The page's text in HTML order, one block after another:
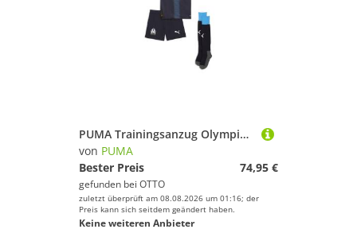
PUMA Trainingsanzug Olympique de Marseille 25/26 Auswärtstrikot-Minikit Kinder
von PUMA
Bester Preis
74,95 €
gefunden bei OTTO
zuletzt überprüft am 08.08.2026 um 01:16; der
Preis kann sich seitdem geändert haben.
Keine weiteren Anbieter